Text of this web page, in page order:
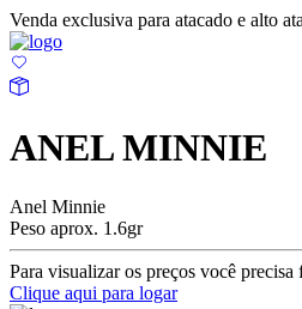
Venda exclusiva para atacado e alto
ANEL MINNIE
Anel Minnie
Peso aprox. 1.6gr
Para visualizar os preços você precisa
Clique aqui para logar